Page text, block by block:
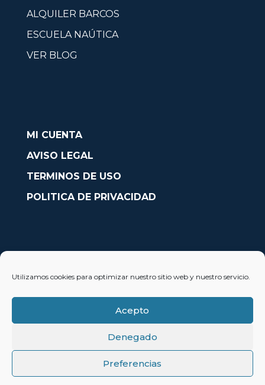
Utilizamos cookies para optimizar nuestro sitio web y nuestro servicio.
Acepto
Denegado
Preferencias
ALQUILER BARCOS
ESCUELA NAÚTICA
VER BLOG
MI CUENTA
AVISO LEGAL
TERMINOS DE USO
POLITICA DE PRIVACIDAD
Avda. País Valencià nº54, Oficina 23, Alcoy (Alicante)